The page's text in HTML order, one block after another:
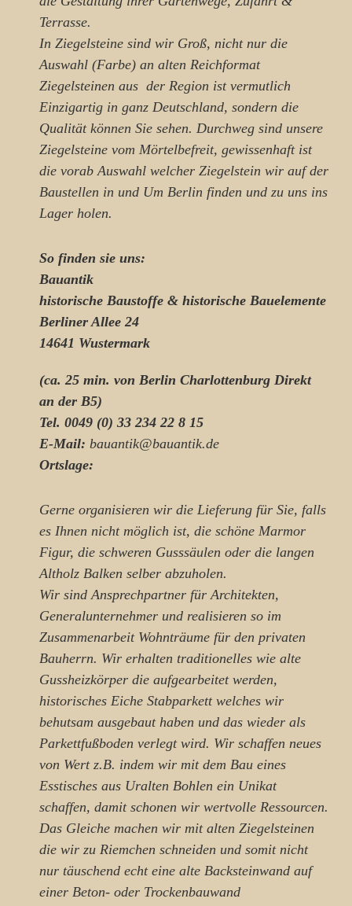
Terrasse.
In Ziegelsteine sind wir Groß, nicht nur die
Auswahl (Farbe) an alten Reichformat
Ziegelsteinen aus der Region ist vermutlich
Einzigartig in ganz Deutschland, sondern die
Qualität können Sie sehen. Durchweg sind unsere
Ziegelsteine vom Mörtelbefreit, gewissenhaft ist
die vorab Auswahl welcher Ziegelstein wir auf der
Baustellen in und Um Berlin finden und zu uns ins
Lager holen.
So finden sie uns:
Bauantik
historische Baustoffe & historische Bauelemente
Berliner Allee 24
14641 Wustermark
(ca. 25 min. von Berlin Charlottenburg Direkt
an der B5)
Tel. 0049 (0) 33 234 22 8 15
E-Mail: bauantik@bauantik.de
Ortslage:
Gerne organisieren wir die Lieferung für Sie, falls
es Ihnen nicht möglich ist, die schöne Marmor
Figur, die schweren Gusssäulen oder die langen
Altholz Balken selber abzuholen.
Wir sind Ansprechpartner für Architekten,
Generalunternehmer und realisieren so im
Zusammenarbeit Wohnträume für den privaten
Bauherrn. Wir erhalten traditionelles wie alte
Gussheizkörper die aufgearbeitet werden,
historisches Eiche Stabparkettwelches wir
behutsam ausgebaut haben und das wieder als
Parkettfußboden verlegt wird. Wir schaffen neues
von Wert z.B. indem wir mit dem Bau eines
Esstisches aus Uralten Bohlen ein Unikat
schaffen, damit schonen wir wertvolle Ressourcen.
Das Gleiche machen wir mit alten Ziegelsteinen
die wir zu Riemchen schneiden und somit nicht
nur täuschend echt eine alte Backsteinwand auf
einer Beton- oder Trockenbauwand